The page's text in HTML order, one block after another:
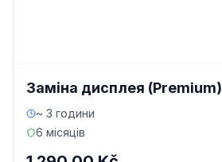
Заміна дисплея (Premium)
~ 3 години
6 місяців